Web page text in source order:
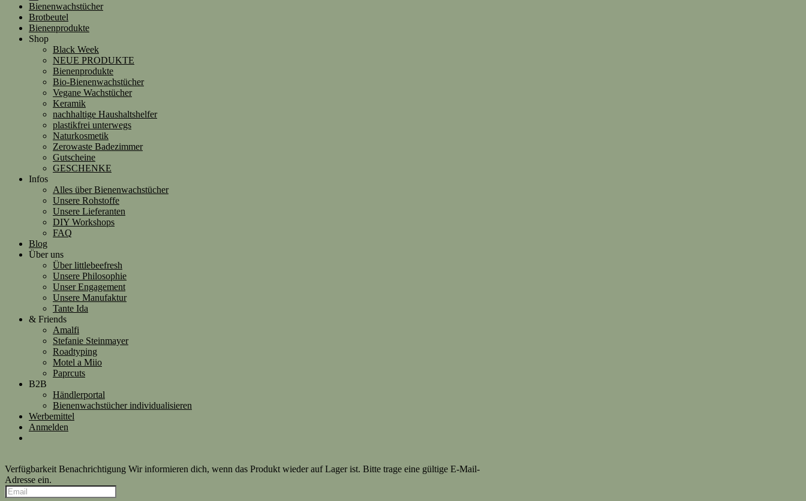
Bienenwachstücher
Brotbeutel
Bienenprodukte
Shop
Black Week
NEUE PRODUKTE
Bienenprodukte
Bio-Bienenwachstücher
Vegane Wachstücher
Keramik
nachhaltige Haushaltshelfer
plastikfrei unterwegs
Naturkosmetik
Zerowaste Badezimmer
Gutscheine
GESCHENKE
Infos
Alles über Bienenwachstücher
Unsere Rohstoffe
Unsere Lieferanten
DIY Workshops
FAQ
Blog
Über uns
Über littlebeefresh
Unsere Philosophie
Unser Engagement
Unsere Manufaktur
Tante Ida
& Friends
Amalfi
Stefanie Steinmayer
Roadtyping
Motel a Miio
Paprcuts
B2B
Händlerportal
Bienenwachstücher individualisieren
Werbemittel
Anmelden
Verfügbarkeit Benachrichtigung Wir informieren dich, wenn das Produkt wieder auf Lager ist. Bitte trage eine gültige E-Mail-
Adresse ein.